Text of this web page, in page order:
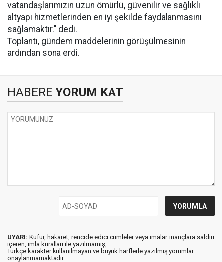
vatandaşlarımızın uzun ömürlü, güvenilir ve sağlıklı
altyapı hizmetlerinden en iyi şekilde faydalanmasını
sağlamaktır." dedi.
Toplantı, gündem maddelerinin görüşülmesinin
ardından sona erdi.
HABERE YORUM KAT
UYARI: Küfür, hakaret, rencide edici cümleler veya imalar, inançlara saldırı
içeren, imla kuralları ile yazılmamış,
Türkçe karakter kullanılmayan ve büyük harflerle yazılmış yorumlar
onaylanmamaktadır.